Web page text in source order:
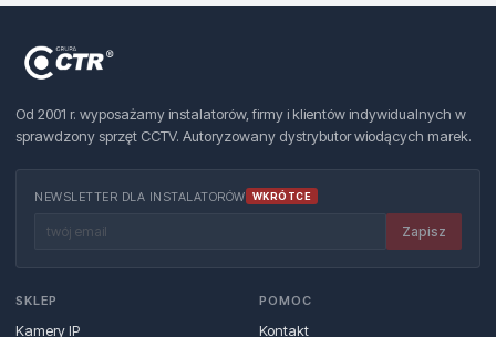
Od 2001 r. wyposażamy instalatorów, firmy i klientów indywidualnych w
sprawdzony sprzęt CCTV. Autoryzowany dystrybutor wiodących marek.
NEWSLETTER DLA INSTALATORÓW WKRÓTCE
Zapisz
SKLEP
Kamery IP
POMOC
Kontakt